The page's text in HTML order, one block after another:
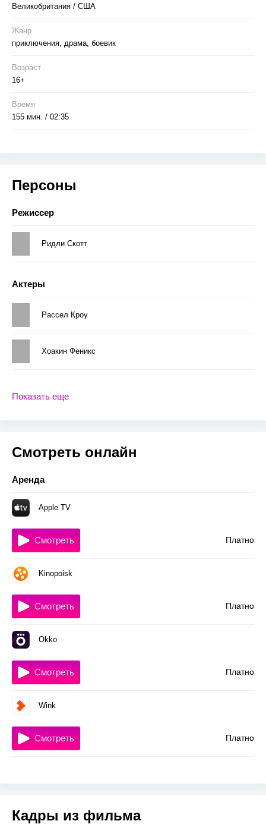
заклятым врагом...
Великобритания / США
Жанр
приключения, драма, боевик
Возраст
16+
Время
155 мин. / 02:35
Персоны
Режиссер
Ридли Скотт
Актеры
Рассел Кроу
Хоакин Феникс
Показать еще
Смотреть онлайн
Аренда
Apple TV
Платно
Смотреть
Kinopoisk
Платно
Смотреть
Okko
Платно
Смотреть
Wink
Платно
Смотреть
Кадры из фильма